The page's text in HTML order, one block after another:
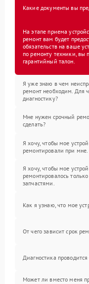
Какие документы вы
На этапе приема
ремонт вам будет
обязательств на ваше
по ремонту техники, вы
гарантийный талон.
Я уже знаю в чем
ремонт необходим. Для
диагностику?
Мне нужен срочный
сделать?
Я хочу, чтобы мое
ремонтировали при мне.
Я хочу, чтобы мое
ремонтировалось
запчастями.
Как я узнаю, что мое
От чего зависит срок
Диагностика проводится
Может ли вместо меня